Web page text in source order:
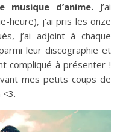
musique d’anime. J’ai
heure), j’ai pris les onze
j’ai adjoint à chaque
leur discographie et
compliqué à présenter !
mes petits coups de